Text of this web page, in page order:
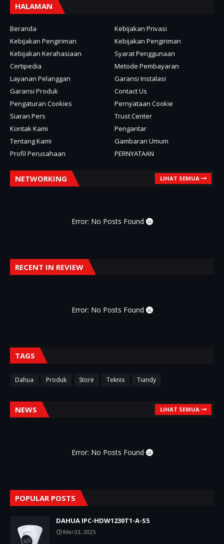
HALAMAN
Beranda
Kebijakan Privasi
Kebijakan Pengiriman
Kebijakan Pengiriman
Kebijakan Kerahasiaan
Syarat Penggunaan
Certipedia
Metode Pembayaran
Layanan Pelanggan
Garansi Instalasi
Garansi Produk
Contact Us
Pengaturan Cookies
Pernyataan Cookie
Siaran Pers
Trust Center
Kontak Kami
Pengantar
Tentang Kami
Gambaran Umum
Profil Perusahaan
PERNYATAAN
NETWORKING LIHAT SEMUA
Error: No Posts Found
RECENT IN REVIEW
Error: No Posts Found
TAGS
Dahua Produk Store Teknis Tiandy
NEWS LIHAT SEMUA
Error: No Posts Found
POPULAR POSTS
DAHUA IPC-HDW1230T1-A-S5
Mei 03, 2025